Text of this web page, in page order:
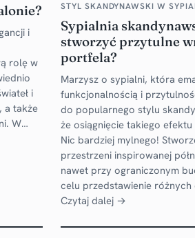
i
rolę w
i
a także
W…
STYL SKANDYNAWSKI W
Sypialnia
stworzyć przytulne
portfela?
Marzysz o sypialni, która
funkcjonalnością i
do popularnego stylu
że osiągnięcie takiego
Nic bardziej mylnego!
przestrzeni inspirowanej
nawet przy ograniczonym
celu przedstawienie
Czytaj dalej →